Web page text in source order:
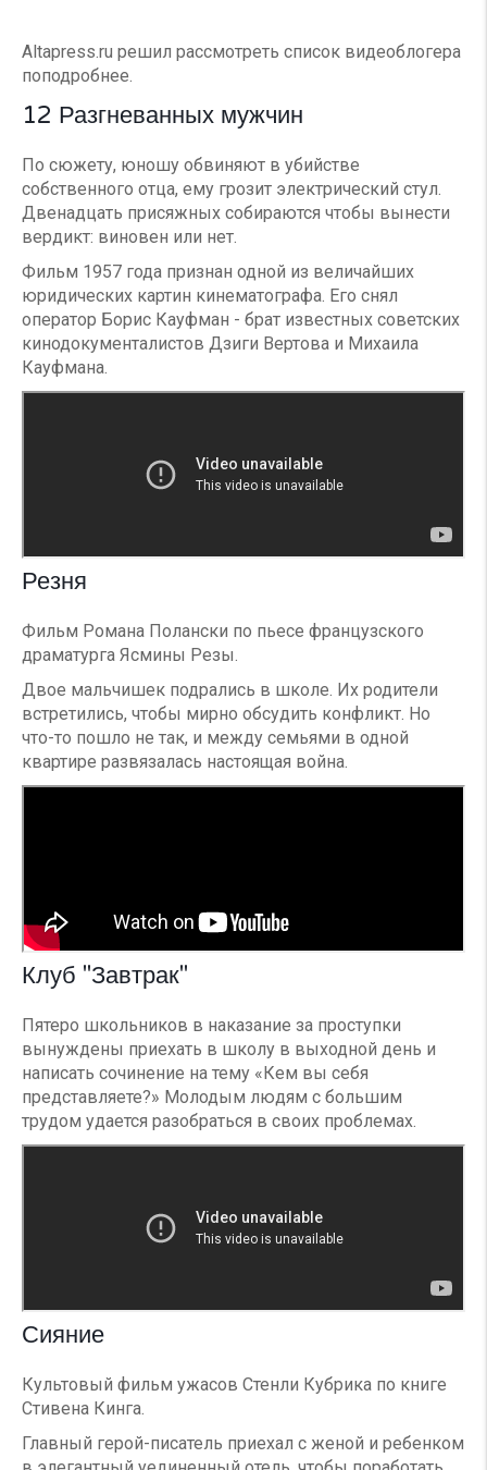
Altapress.ru решил рассмотреть список видеоблогера
поподробнее.
12 Разгневанных мужчин
По сюжету, юношу обвиняют в убийстве
собственного отца, ему грозит электрический стул.
Двенадцать присяжных собираются чтобы вынести
вердикт: виновен или нет.
Фильм 1957 года признан одной из величайших
юридических картин кинематографа. Его снял
оператор Борис Кауфман - брат известных советских
кинодокументалистов Дзиги Вертова и Михаила
Кауфмана.
Резня
Фильм Романа Полански по пьесе французского
драматурга Ясмины Резы.
Двое мальчишек подрались в школе. Их родители
встретились, чтобы мирно обсудить конфликт. Но
что-то пошло не так, и между семьями в одной
квартире развязалась настоящая война.
Клуб "Завтрак"
Пятеро школьников в наказание за проступки
вынуждены приехать в школу в выходной день и
написать сочинение на тему «Кем вы себя
представляете?» Молодым людям с большим
трудом удается разобраться в своих проблемах.
Сияние
Культовый фильм ужасов Стенли Кубрика по книге
Стивена Кинга.
Главный герой-писатель приехал с женой и ребенком